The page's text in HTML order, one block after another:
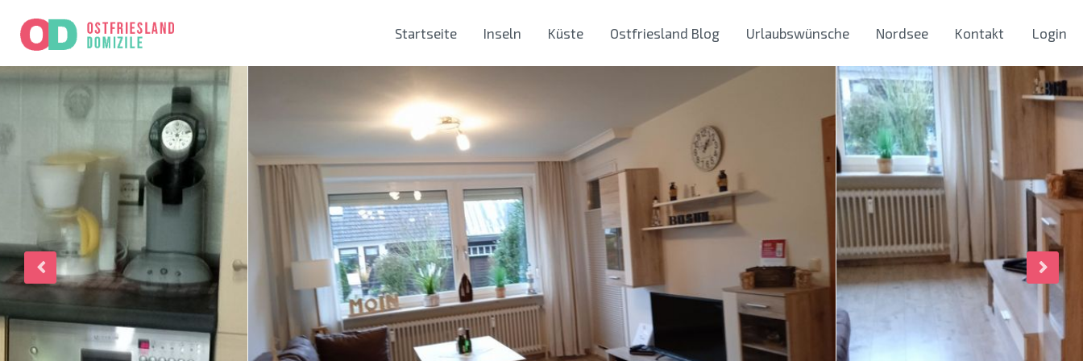
Startseite Inseln Küste Ostfriesland Blog Urlaubswünsche Nordsee Kontakt Login